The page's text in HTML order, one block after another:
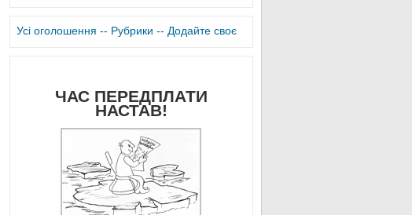
Усі оголошення -- Рубрики -- Додайте своє
ЧАС ПЕРЕДПЛАТИ
НАСТАВ!